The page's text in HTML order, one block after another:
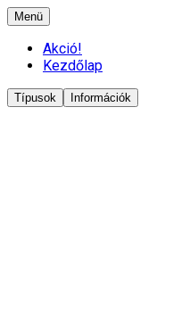
Menü
Akció!
Kezdőlap
Típusok Információk